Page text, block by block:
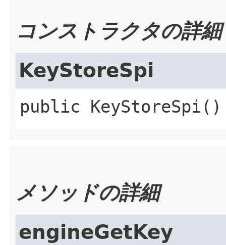
コンストラクタの詳細
KeyStoreSpi
public KeyStoreSpi()
メソッドの詳細
engineGetKey